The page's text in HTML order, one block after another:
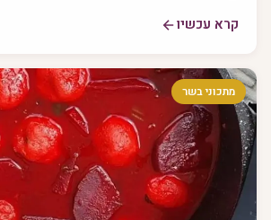
קרא עכשיו
מתכוני בשר